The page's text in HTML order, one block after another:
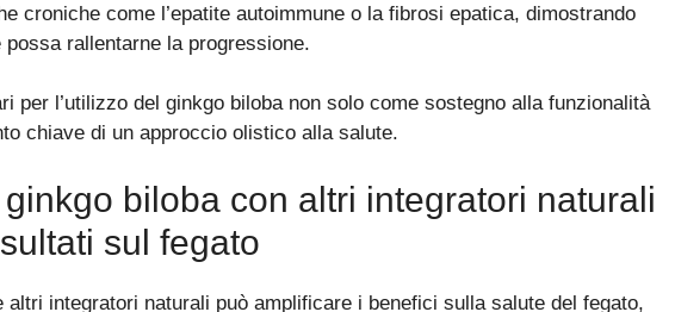
croniche come l’epatite autoimmune o la fibrosi epatica, dimostrando
rallentarne la progressione.
per l’utilizzo del ginkgo biloba non solo come sostegno alla funzionalità
chiave di un approccio olistico alla salute.
biloba con altri integratori naturali
sul fegato
altri integratori naturali può amplificare i benefici sulla salute del fegato,